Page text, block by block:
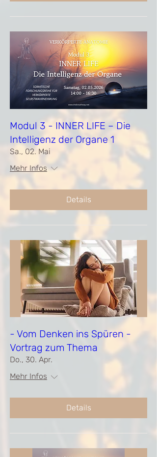
Modul 3 - INNER LIFE – Die
Intelligenz der Organe 1
Sa., 02. Mai
Mehr Infos
Details
- Vom Denken ins Spüren -
Vortrag zum Thema
Do., 30. Apr.
Mehr Infos
Details